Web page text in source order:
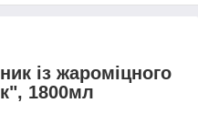
із жароміцного
1800мл